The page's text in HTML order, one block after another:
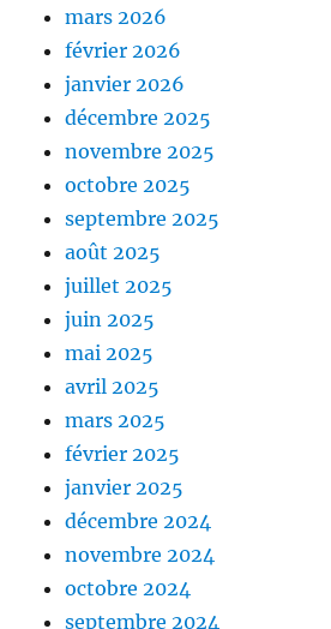
mars 2026
février 2026
janvier 2026
décembre 2025
novembre 2025
octobre 2025
septembre 2025
août 2025
juillet 2025
juin 2025
mai 2025
avril 2025
mars 2025
février 2025
janvier 2025
décembre 2024
novembre 2024
octobre 2024
septembre 2024